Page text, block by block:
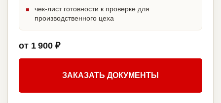
чек-лист готовности к проверке для
производственного цеха
от 1 900 ₽
ЗАКАЗАТЬ ДОКУМЕНТЫ